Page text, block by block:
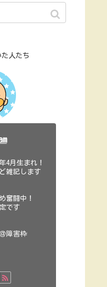
人たち
4月生まれ！
雑記します
奮闘中！
です
障害枠